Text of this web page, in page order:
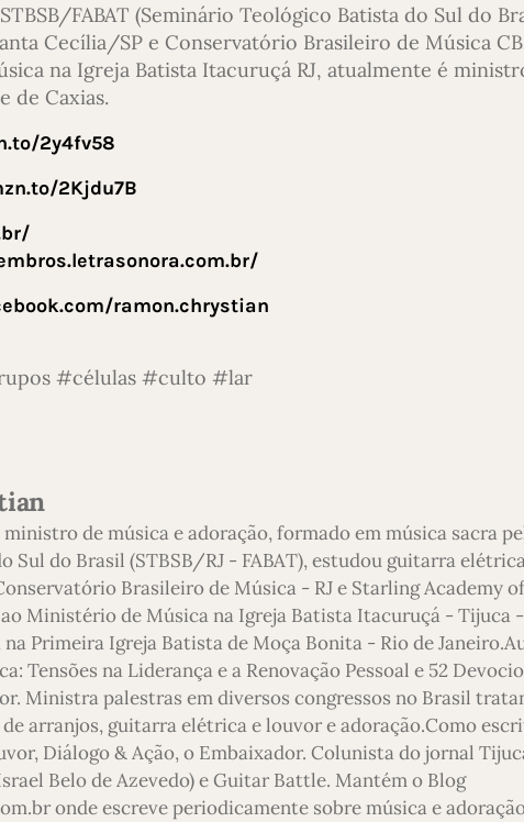
FABAT (Seminário Teológico Batista do Sul do
Cecília/SP e Conservatório Brasileiro de Música
na Igreja Batista Itacuruçá RJ, atualmente é
de Caxias.
2y4fv58
2Kjdu7B
ramon.chrystian
#células #culto #lar
de música e adoração, formado em música sacra
Sul do Brasil (STBSB/RJ - FABAT), estudou guitarra
Brasileiro de Música - RJ e Starling Academy of
Ministério de Música na Igreja Batista Itacuruçá - Tijuca
Primeira Igreja Batista de Moça Bonita - Rio de
Tensões na Liderança e a Renovação Pessoal e 52
Ministra palestras em diversos congressos no Brasil
arranjos, guitarra elétrica e louvor e adoração.Como
Diálogo & Ação, o Embaixador. Colunista do jornal
Belo de Azevedo) e Guitar Battle. Mantém o Blog
onde escreve periodicamente sobre música e